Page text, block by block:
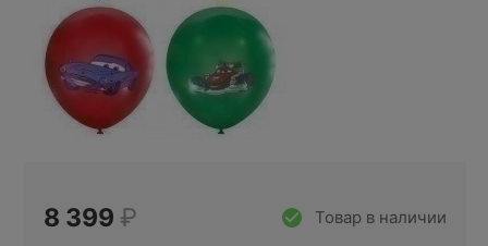
Товар в наличии
8 399 ₽